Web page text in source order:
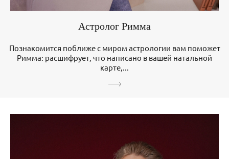
Астролог Римма
Познакомится поближе с миром астрологии вам поможет
Римма: расшифрует, что написано в вашей натальной
карте,...